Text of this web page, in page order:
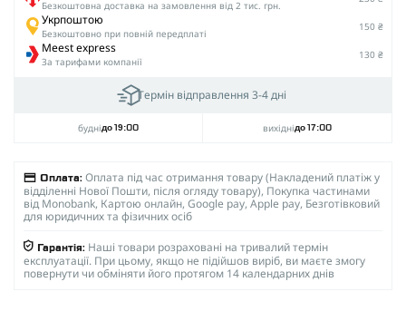
Безкоштовна доставка на замовлення від 2 тис. грн.
Укрпоштою
Безкоштовно при повній передплаті
150 ₴
Meest express
За тарифами компанії
130 ₴
Термін відправлення 3-4 дні
буднідо 19:00 вихіднідо 17:00
Оплата: Оплата під час отримання товару (Накладений платіж у
відділенні Нової Пошти, після огляду товару), Покупка частинами
від Monobank, Картою онлайн, Google pay, Apple pay, Безготівковий
для юридичних та фізичних осіб
Гарантія: Наші товари розраховані на тривалий термін
експлуатації. При цьому, якщо не підійшов виріб, ви маєте змогу
повернути чи обміняти його протягом 14 календарних днів